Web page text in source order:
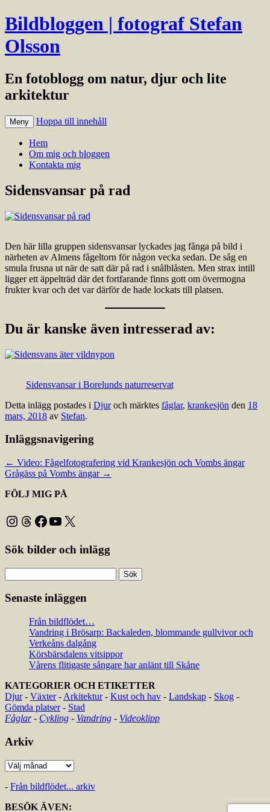
Bildbloggen | fotograf Stefan
Olsson
En fotoblogg om natur, djur och lite
arkitektur
Meny Hoppa till innehåll
Hem
Om mig och bloggen
Kontakta mig
Sidensvansar på rad
Den här lilla gruppen sidensvansar lyckades jag fånga på bild i
närheten av Almens fågeltorn för någon vecka sedan. De såg en
smula frusna ut när de satt där på rad i snålblåsten. Men strax intill
ligger ett äppelträd där det fortfarande finns gott om övermogna
frukter kvar och det var därför de hade lockats till platsen.
Du är kanske även intresserad av:
Sidensvansar i Borelunds naturreservat
Detta inlägg postades i Djuroch märktes fåglar, krankesjön den 18
mars, 2018 av Stefan.
Inläggsnavigering
← Video: Fågelfotografering vid Krankesjön och Vombs ängar
Grågäss på Vombs ängar →
FÖLJ MIG PÅ
Instagram
Threads
Facebook
YouTube
X
Sök bilder och inlägg
efter:
Senaste inläggen
Från bildflödet…
Vandring i Brösarp: Backaleden, blommande gullvivor och
Verkeåns dalgång
Körsbärsdalens vitsippor
Vårens flitigaste sångare har anlänt till Skåne
KATEGORIER OCH ETIKETTER
Djur- Växter- Arkitektur- Kust och hav - Landskap - Skog -
Gömda platser- Stad
Fåglar- Cykling - Vandring - Videoklipp
Arkiv
Arkiv
- Från bildflödet... arkiv
BESÖK ÄVEN: